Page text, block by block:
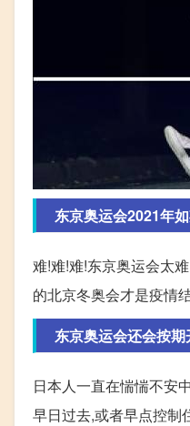
东京奥运会2021年
难!难!难!东京奥运会太
的北京冬奥会才是疫情
东京奥运会还会按
日本人一直在惴惴不安
早日过去,或者早点控制